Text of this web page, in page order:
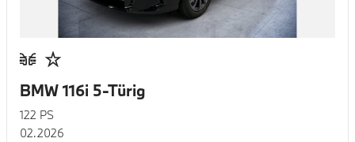
BMW 116i 5-Türig
122 PS
02.2026